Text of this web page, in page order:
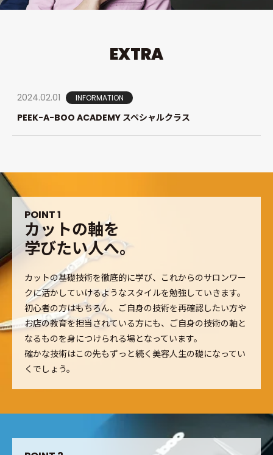
EXTRA
2024.02.01 INFORMATION
PEEK-A-BOO ACADEMY スペシャルクラス
POINT1
カッ トの軸を
学びたい人へ。
カットの基礎技術を徹底的に学び、これからのサロンワー
クに活かしていけるようなスタイルを勉強していきます。
初心者の方はもちろん、ご自身の技術を再確認したい方や
お店の教育を担当されている方にも、ご自身の技術の軸と
なるものを身につけられる場となっています。
確かな技術はこの先もずっと続く美容人生の礎になってい
くでしょう。